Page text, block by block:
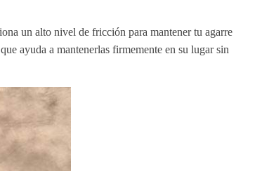
un alto nivel de fricción para mantener tu agarre
ayuda a mantenerlas firmemente en su lugar sin